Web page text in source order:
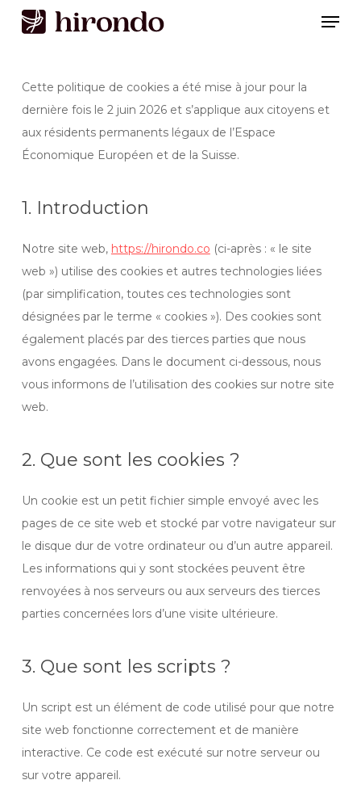
Skip
Cette politique de cookies a été mise à jour pour la
dernière fois le 2 juin 2026 et s’applique aux citoyens et
aux résidents permanents légaux de l’Espace
Économique Européen et de la Suisse.
1. Introduction
Notre site web, https://hirondo.co (ci-après : « le site
web ») utilise des cookies et autres technologies liées
(par simplification, toutes ces technologies sont
désignées par le terme « cookies »). Des cookies sont
également placés par des tierces parties que nous
avons engagées. Dans le document ci-dessous, nous
vous informons de l’utilisation des cookies sur notre site
web.
2. Que sont les cookies ?
Un cookie est un petit fichier simple envoyé avec les
pages de ce site web et stocké par votre navigateur sur
le disque dur de votre ordinateur ou d’un autre appareil.
Les informations qui y sont stockées peuvent être
renvoyées à nos serveurs ou aux serveurs des tierces
parties concernées lors d’une visite ultérieure.
3. Que sont les scripts ?
Un script est un élément de code utilisé pour que notre
site web fonctionne correctement et de manière
interactive. Ce code est exécuté sur notre serveur ou
sur votre appareil.